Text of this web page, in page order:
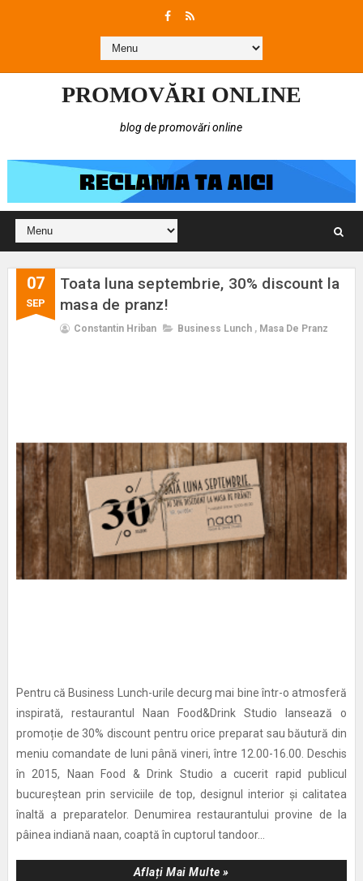
PROMOVĂRI ONLINE
blog de promovări online
07
SEP
Toata luna septembrie, 30% discount la
masa de pranz!
Constantin Hriban Business Lunch , Masa De Pranz
Pentru că Business Lunch-urile decurg mai bine într-o atmosferă
inspirată, restaurantul Naan Food&Drink Studio lansează o
promoție de 30% discount pentru orice preparat sau băutură din
meniu comandate de luni până vineri, între 12.00-16.00. Deschis
în 2015, Naan Food & Drink Studio a cucerit rapid publicul
bucureștean prin serviciile de top, designul interior și calitatea
înaltă a preparatelor. Denumirea restaurantului provine de la
pâinea indiană naan, coaptă în cuptorul tandoor...
Aflați Mai Multe »